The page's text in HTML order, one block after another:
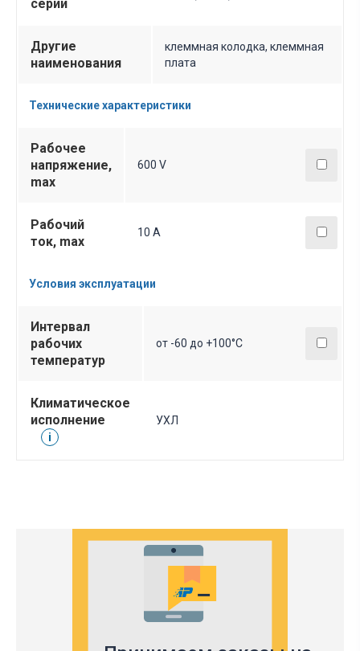
серии
Другие
наименования
клеммная колодка, клеммная
плата
Технические характеристики
Рабочее
напряжение,
max
600 V
Рабочий
ток, max
10 A
Условия эксплуатации
Интервал
рабочих
температур
от -60 до +100°С
Климатическое
исполнение
i
УХЛ